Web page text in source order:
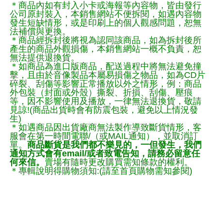
＊商品內如有封入小卡或海報等內容物，皆由發行
公司原封裝入，本銷售網站不便拆閱，如遇內容物
發生短缺情形，或是印刷上的個人觀感問題，恕無
法補償與更換。
＊商品經拆封後將視為認同該商品，如為拆封後所
產生的商品外觀損傷，本銷售網站一概不負責，恕
無法提供退換貨。
＊如商品為進口版商品，配送過程中將無法避免撞
擊，且由於音像製品本屬易損傷之物品，如為CD片
碎裂、刮傷等影響正常播放以外之情形，例：商品
外包裝（封面或外殼）撕裂、折損、刮傷、壓痕
等，因不影響使用及播放，一律無法退換貨，敬請
見諒!(商品出貨時會有防震包裝，避免以上情況發
生)
＊如遇商品因出貨廠商無法製作導致斷貨情形，客
服會在第一時間電聯/（或MAIL通知），並取消訂
單。 商品斷貨是我們都不樂見的，一但發生，我們
通知方式會有email/或者致電告知，請務必留意任
何來信。 賣場有隨時更改購買需知條款的權利。
＊專輯說明得購物須知:(請至首頁購物需知參閱)